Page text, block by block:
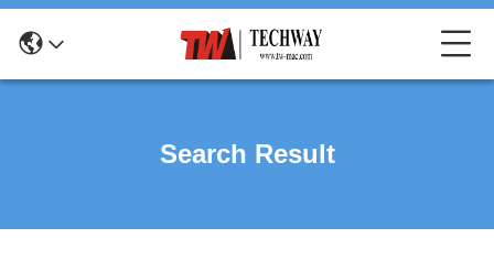
Search Result